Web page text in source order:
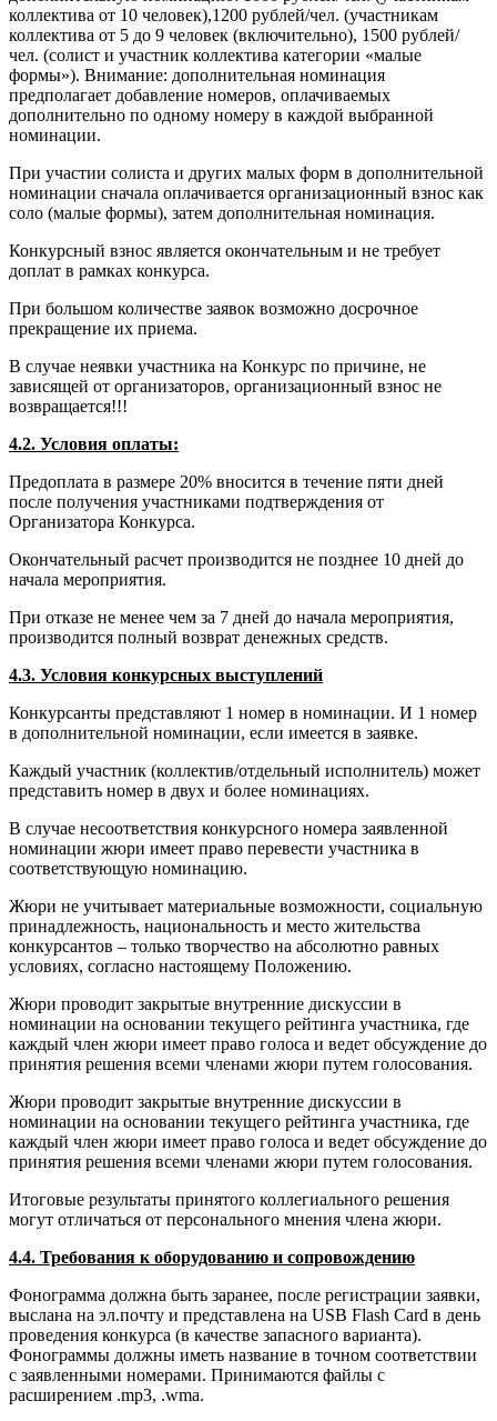
коллектива от 10 человек),1200 рублей/чел. (участникам
коллектива от 5 до 9 человек (включительно), 1500 рублей/
чел. (солист и участник коллектива категории «малые
формы»). Внимание: дополнительная номинация
предполагает добавление номеров, оплачиваемых
дополнительно по одному номеру в каждой выбранной
номинации.
При участии солиста и других малых форм в дополнительной
номинации сначала оплачивается организационный взнос как
соло (малые формы), затем дополнительная номинация.
Конкурсный взнос является окончательным и не требует
доплат в рамках конкурса.
При большом количестве заявок возможно досрочное
прекращение их приема.
В случае неявки участника на Конкурс по причине, не
зависящей от организаторов, организационный взнос не
возвращается!!!
4.2. Условия оплаты:
Предоплата в размере 20% вносится в течение пяти дней
после получения участниками подтверждения от
Организатора Конкурса.
Окончательный расчет производится не позднее 10 дней до
начала мероприятия.
При отказе не менее чем за 7 дней до начала мероприятия,
производится полный возврат денежных средств.
4.3. Условия конкурсных выступлений
Конкурсанты представляют 1 номер в номинации. И 1 номер
в дополнительной номинации, если имеется в заявке.
Каждый участник (коллектив/отдельный исполнитель) может
представить номер в двух и более номинациях.
В случае несоответствия конкурсного номера заявленной
номинации жюри имеет право перевести участника в
соответствующую номинацию.
Жюри не учитывает материальные возможности, социальную
принадлежность, национальность и место жительства
конкурсантов – только творчество на абсолютно равных
условиях, согласно настоящему Положению.
Жюри проводит закрытые внутренние дискуссии в
номинации на основании текущего рейтинга участника, где
каждый член жюри имеет право голоса и ведет обсуждение до
принятия решения всеми членами жюри путем голосования.
Жюри проводит закрытые внутренние дискуссии в
номинации на основании текущего рейтинга участника, где
каждый член жюри имеет право голоса и ведет обсуждение до
принятия решения всеми членами жюри путем голосования.
Итоговые результаты принятого коллегиального решения
могут отличаться от персонального мнения члена жюри.
4.4. Требования к оборудованию и сопровождению
Фонограмма должна быть заранее, после регистрации заявки,
выслана на эл.почту и представлена на USB Flash Card в день
проведения конкурса (в качестве запасного варианта).
Фонограммы должны иметь название в точном соответствии
с заявленными номерами. Принимаются файлы с
расширением .mp3, .wma.